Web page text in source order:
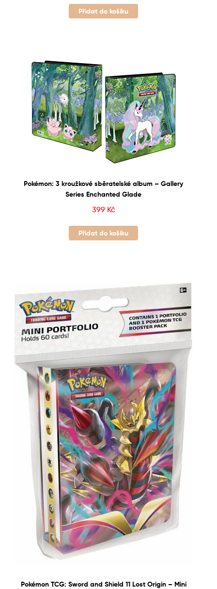
Přidat do košíku
Pokémon: 3 kroužkové sběratelské album – Gallery
Series Enchanted Glade
399 Kč
Přidat do košíku
Pokémon TCG: Sword and Shield 11 Lost Origin – Mini